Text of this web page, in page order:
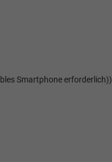
Smartphone erforderlich))